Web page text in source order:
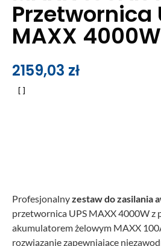
Przetwornica
MAXX 4000W
2159,03 zł
Profesjonalnyzestaw do zasilania
przetwornica UPS MAXX 4000W z
akumulatorem żelowym MAXX
rozwiązanie zapewniające